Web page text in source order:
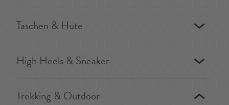
Taschen & Hüte
High Heels & Sneaker
Trekking & Outdoor